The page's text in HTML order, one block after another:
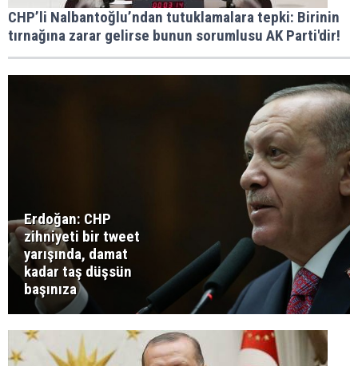
CHP’li Nalbantoğlu’ndan tutuklamalara tepki: Birinin
tırnağına zarar gelirse bunun sorumlusu AK Parti'dir!
Erdoğan: CHP
zihniyeti bir tweet
yarışında, damat
kadar taş düşsün
başınıza